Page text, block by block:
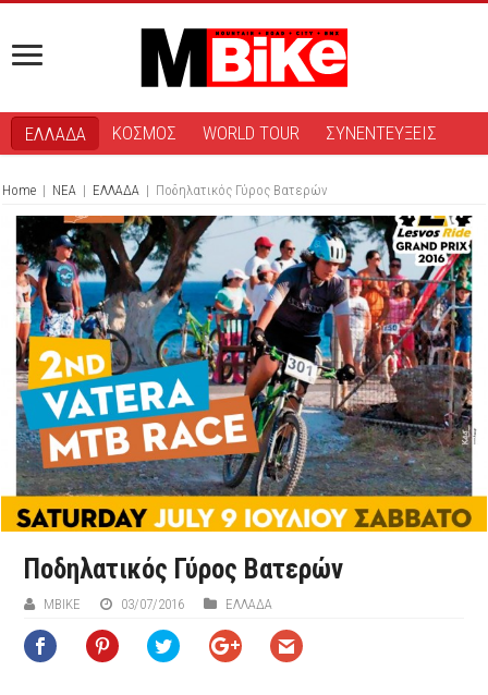
ΕΛΛΑΔΑ ΚΟΣΜΟΣ WORLD TOUR ΣΥΝΕΝΤΕΥΞΕΙΣ
Home | ΝΕΑ | ΕΛΛΑΔΑ | Ποδηλατικός Γύρος Βατερών
Ποδηλατικός Γύρος Βατερών
MBIKE 03/07/2016 ΕΛΛΑΔΑ